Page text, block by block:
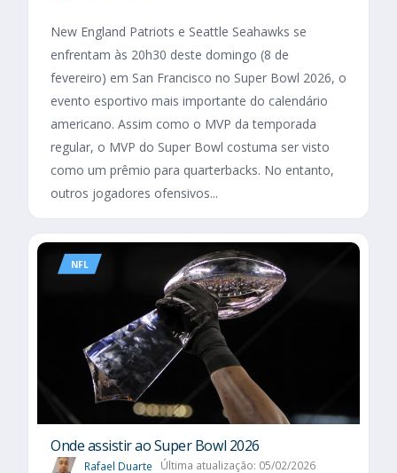
New England Patriots e Seattle Seahawks se
enfrentam às 20h30 deste domingo (8 de
fevereiro) em San Francisco no Super Bowl 2026, o
evento esportivo mais importante do calendário
americano. Assim como o MVP da temporada
regular, o MVP do Super Bowl costuma ser visto
como um prêmio para quarterbacks. No entanto,
outros jogadores ofensivos...
NFL
Onde assistir ao Super Bowl 2026
Rafael Duarte Última atualização: 05/02/2026